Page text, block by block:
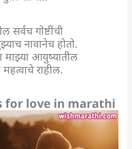
सर्वच गोष्टींची
नावानेच होतो.
आयुष्यातील
राहील.
for love in marathi